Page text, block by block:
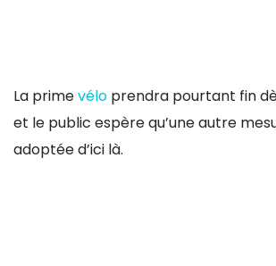
La primevélo prendra pourtant fin
et le public espère qu’une autre
adoptée d’ici là.